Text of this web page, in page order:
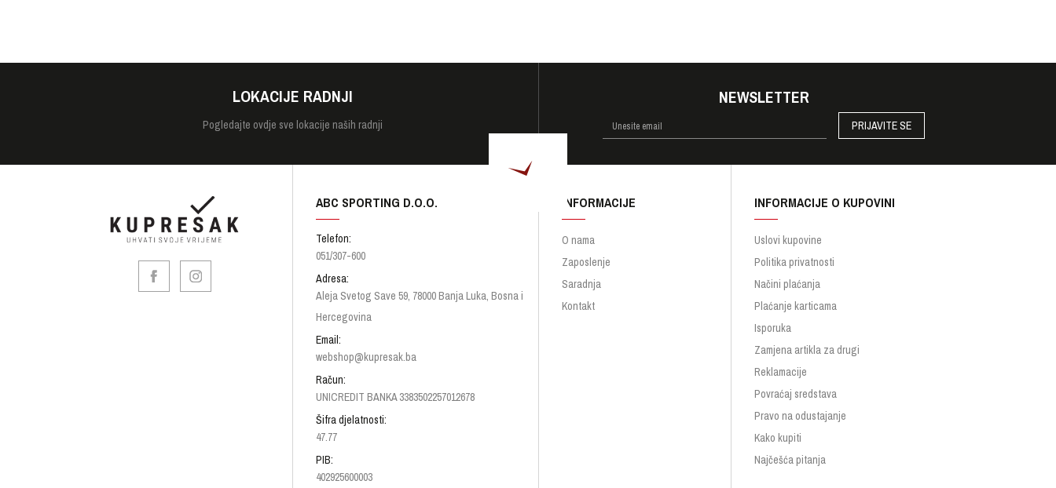
LOKACIJE RADNJI
Pogledajte ovdje sve lokacije naših radnji
NEWSLETTER
PRIJAVITE SE
ABC SPORTING D.O.O.
Telefon:
051/307-600
Adresa:
Aleja Svetog Save 59, 78000 Banja Luka, Bosna i
Hercegovina
Email:
webshop@kupresak.ba
Račun:
UNICREDIT BANKA 3383502257012678
Šifra djelatnosti:
47.77
PIB:
402925600003
INFORMACIJE
O nama
Zaposlenje
Saradnja
Kontakt
INFORMACIJE O KUPOVINI
Uslovi kupovine
Politika privatnosti
Načini plaćanja
Plaćanje karticama
Isporuka
Zamjena artikla za drugi
Reklamacije
Povraćaj sredstava
Pravo na odustajanje
Kako kupiti
Najčešća pitanja